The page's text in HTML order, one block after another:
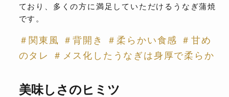
ており、多くの方に満足していただけるうなぎ蒲焼
です。
＃関東風 ＃背開き ＃柔らかい食感 ＃甘め
のタレ ＃メス化したうなぎは身厚で柔らか
美味しさのヒミツ